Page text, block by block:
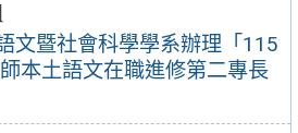
文暨社會科學學系辦理「115
本土語文在職進修第二專長